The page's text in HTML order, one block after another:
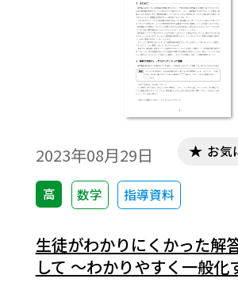
2023年08月29日
高 数学 指導資料
お気
生徒がわかりにくかった解
して ～わかりやすく一般化